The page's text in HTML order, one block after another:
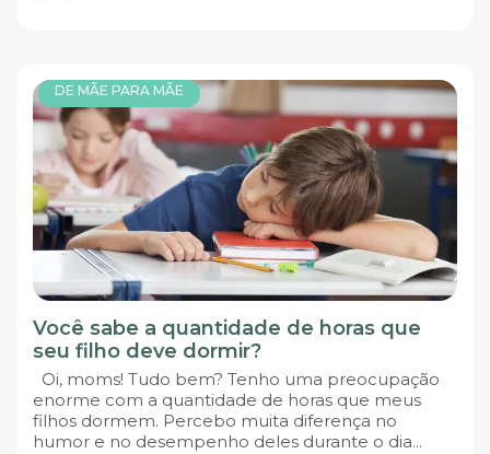
DE MÃE PARA MÃE
Você sabe a quantidade de horas que
seu filho deve dormir?
Oi, moms! Tudo bem? Tenho uma preocupação
enorme com a quantidade de horas que meus
filhos dormem. Percebo muita diferença no
humor e no desempenho deles durante o dia...